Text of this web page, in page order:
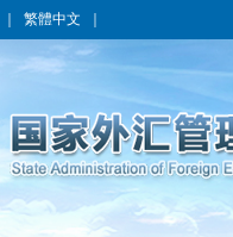
繁體中文